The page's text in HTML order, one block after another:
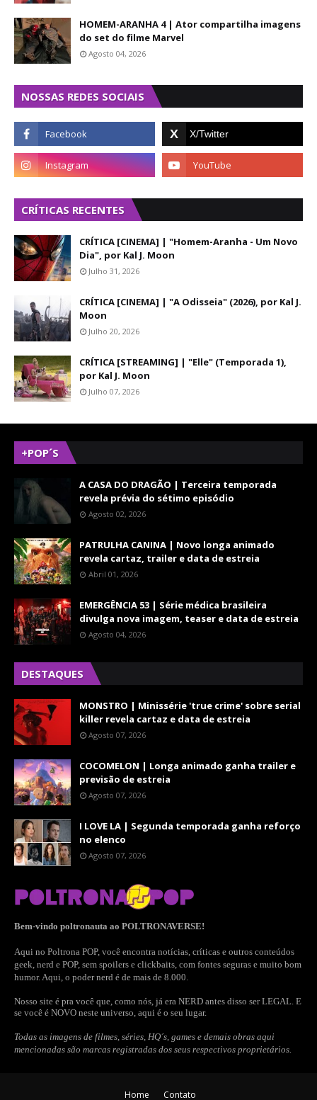
HOMEM-ARANHA 4 | Ator compartilha imagens
do set do filme Marvel
Agosto 04, 2026
NOSSAS REDES SOCIAIS
CRÍTICAS RECENTES
CRÍTICA [CINEMA] | "Homem-Aranha - Um Novo
Dia", por Kal J. Moon
Julho 31, 2026
CRÍTICA [CINEMA] | "A Odisseia" (2026), por Kal J.
Moon
Julho 20, 2026
CRÍTICA [STREAMING] | "Elle" (Temporada 1),
por Kal J. Moon
Julho 07, 2026
+POP´S
A CASA DO DRAGÃO | Terceira temporada
revela prévia do sétimo episódio
Agosto 02, 2026
PATRULHA CANINA | Novo longa animado
revela cartaz, trailer e data de estreia
Abril 01, 2026
EMERGÊNCIA 53 | Série médica brasileira
divulga nova imagem, teaser e data de estreia
Agosto 04, 2026
DESTAQUES
MONSTRO | Minissérie 'true crime' sobre serial
killer revela cartaz e data de estreia
Agosto 07, 2026
COCOMELON | Longa animado ganha trailer e
previsão de estreia
Agosto 07, 2026
I LOVE LA | Segunda temporada ganha reforço
no elenco
Agosto 07, 2026
Bem-vindo poltronauta ao POLTRONAVERSE!
Aqui no Poltrona POP, você encontra notícias, críticas e outros conteúdos
geek, nerd e POP, sem spoilers e clickbaits, com fontes seguras e muito bom
humor. Aqui, o poder nerd é de mais de 8.000.
Nosso site é pra você que, como nós, já era NERD antes disso ser LEGAL. E
se você é NOVO neste universo, aqui é o seu lugar.
Todas as imagens de filmes, séries, HQ´s, games e demais obras aqui
mencionadas são marcas registradas dos seus respectivos proprietários.
Home Contato